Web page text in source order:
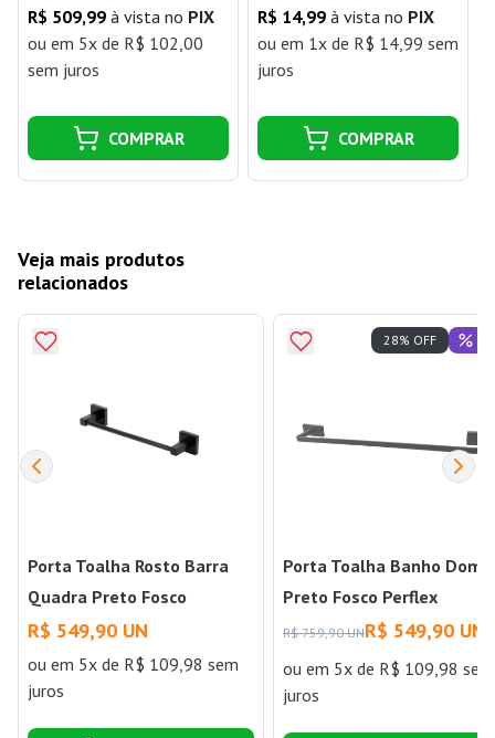
R$ 509,99 à vista no PIX
ou em 5x de R$ 102,00
sem juros
COMPRAR
R$ 14,99 à vista no PIX
ou em 1x de R$ 14,99 sem
juros
COMPRAR
Veja mais produtos
relacionados
Porta Toalha Rosto Barra
Quadra Preto Fosco
R$ 549,90 UN
ou em 5x de R$ 109,98 sem
juros
Porta Toalha Banho Dom
Preto Fosco Perflex
R$ 759,90 UNR$ 549,90 UN
ouem 5x de R$ 109,98 sem
juros
28% OFF